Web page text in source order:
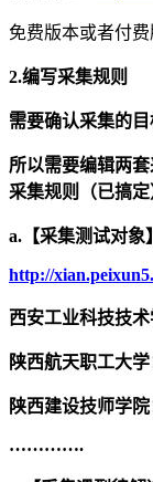
免费版本或者付
2.编写采集规则
需要确认采集的
所以需要编辑两
采集规则（已搞定
a. 【采集测试对象】
http://
西安工业科技技术
陕西航天职工大学
陕西建设技师学院
………….